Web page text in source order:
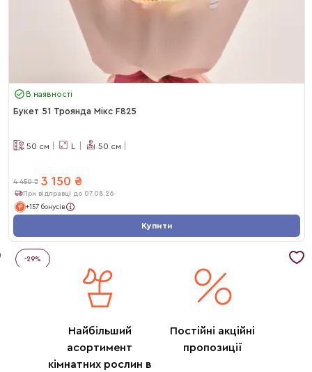
В наявності
Букет 51 Троянда Мікс F825
50 см L 50 см
4 450 ₴ 3 150 ₴
При відправці до 07.08.26
+157 бонусів
Купити
-29%
Найбільший
асортимент
кімнатних рослин в
Постійні акційні
пропозиції